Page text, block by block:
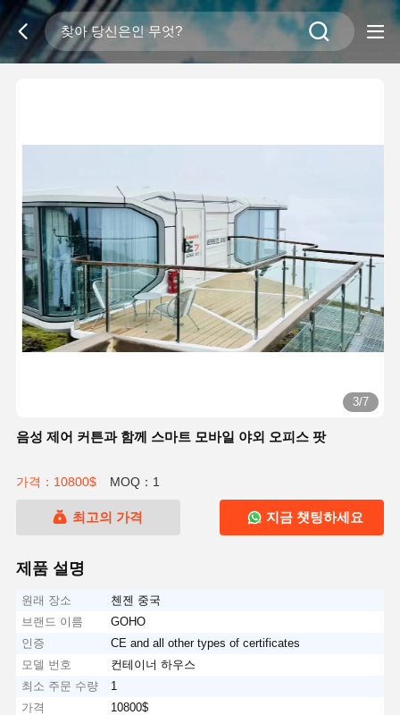
3/7
음성 제어 커튼과 함께 스마트 모바일 야외 오피스 팟
가격：10800$ MOQ：1
최고의 가격 지금 챗팅하세요
제품 설명
원래 장소
첸젠 중국
브랜드 이름
GOHO
인증
CE and all other types of certificates
모델 번호
컨테이너 하우스
최소 주문 수량
1
가격
10800$